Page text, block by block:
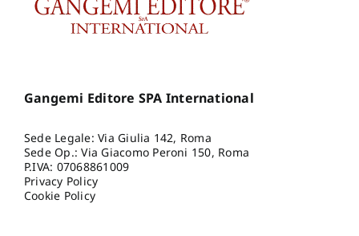
Gangemi Editore SPA International
Sede Legale: Via Giulia 142, Roma
Sede Op.: Via Giacomo Peroni 150, Roma
P.IVA: 07068861009
Privacy Policy
Cookie Policy